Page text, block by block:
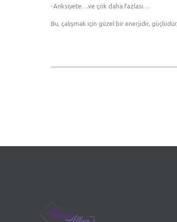
-Anksiyete…ve çok daha fazlası…
Bu, çalışmak için güzel bir enerjidir,